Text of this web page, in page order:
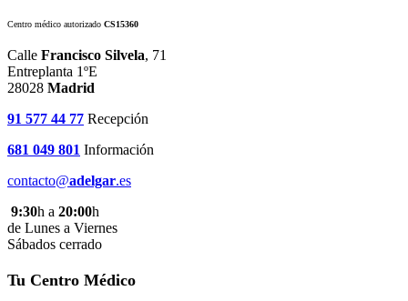
Centro médico autorizado CS15360
Calle Francisco Silvela, 71
Entreplanta 1ºE
28028 Madrid
91 577 44 77 Recepción
681 049 801 Información
contacto@adelgar.es
9:30h a 20:00h
de Lunes a Viernes
Sábados cerrado
Tu Centro Médico